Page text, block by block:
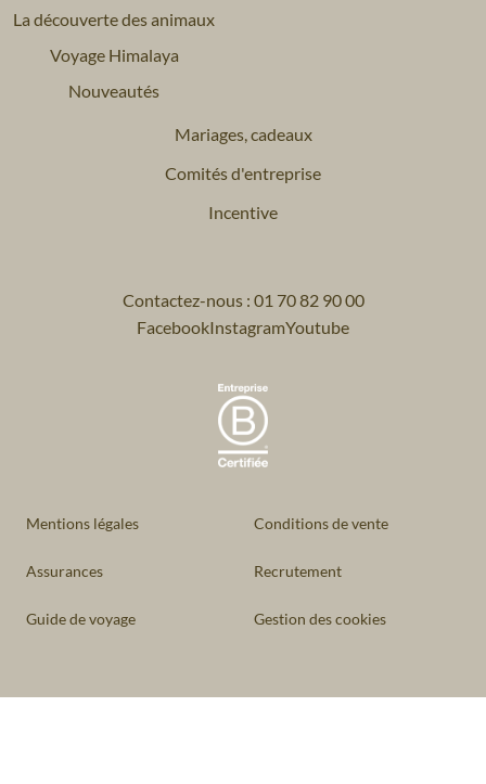
La découverte des animaux
Voyage Himalaya
Nouveautés
Mariages, cadeaux
Comités d'entreprise
Incentive
Contactez-nous : 01 70 82 90 00
FacebookInstagramYoutube
Mentions légales Conditions de vente
Assurances Recrutement
Guide de voyage Gestion des cookies